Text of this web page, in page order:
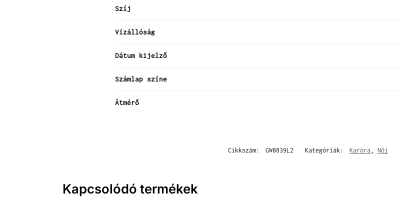
Szíj
Vízállóság
Dátum kijelző
Számlap színe
Átmérő
Cikkszám: GW0839L2 Kategóriák: Karóra, Női
Kapcsolódó termékek